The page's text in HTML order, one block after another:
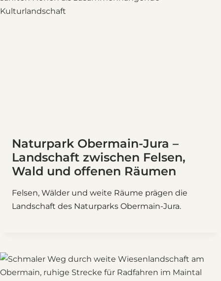
Naturpark Obermain-Jura –
Landschaft zwischen Felsen,
Wald und offenen Räumen
Felsen, Wälder und weite Räume prägen die
Landschaft des Naturparks Obermain-Jura.